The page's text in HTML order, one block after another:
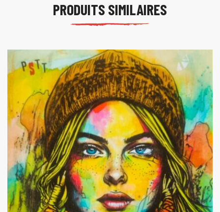
PRODUITS SIMILAIRES